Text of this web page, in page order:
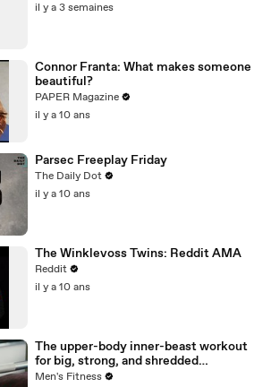
il y a 3 semaines
Connor Franta: What makes someone
beautiful?
PAPER Magazine
il y a 10 ans
Parsec Freeplay Friday
The Daily Dot
il y a 10 ans
The Winklevoss Twins: Reddit AMA
Reddit
il y a 10 ans
The upper-body inner-beast workout
for big, strong, and shredded
shoulders, pecs, and triceps
Men's Fitness